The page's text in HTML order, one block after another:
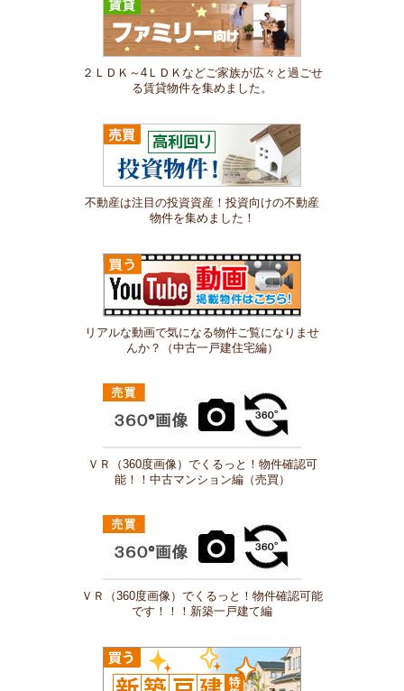
２ＬＤＫ～4ＬＤＫなどご家族が広々と過ごせ
る賃貸物件を集めました。
不動産は注目の投資資産！投資向けの不動産
物件を集めました！
リアルな動画で気になる物件ご覧になりませ
んか？（中古一戸建住宅編）
ＶＲ（360度画像）でくるっと！物件確認可
能！！中古マンション編（売買）
ＶＲ（360度画像）でくるっと！物件確認可能
です！！！新築一戸建て編